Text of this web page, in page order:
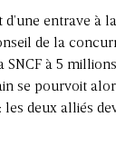
entrave à
de la
à 5
se pourvoit
les deux alliés